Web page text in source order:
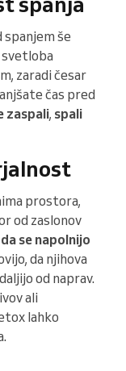
še
zaradi česar
čas pred
zaspali, spali
prostora,
od zaslonov
se napolnijo
da njihova
od naprav.
ali
lahko